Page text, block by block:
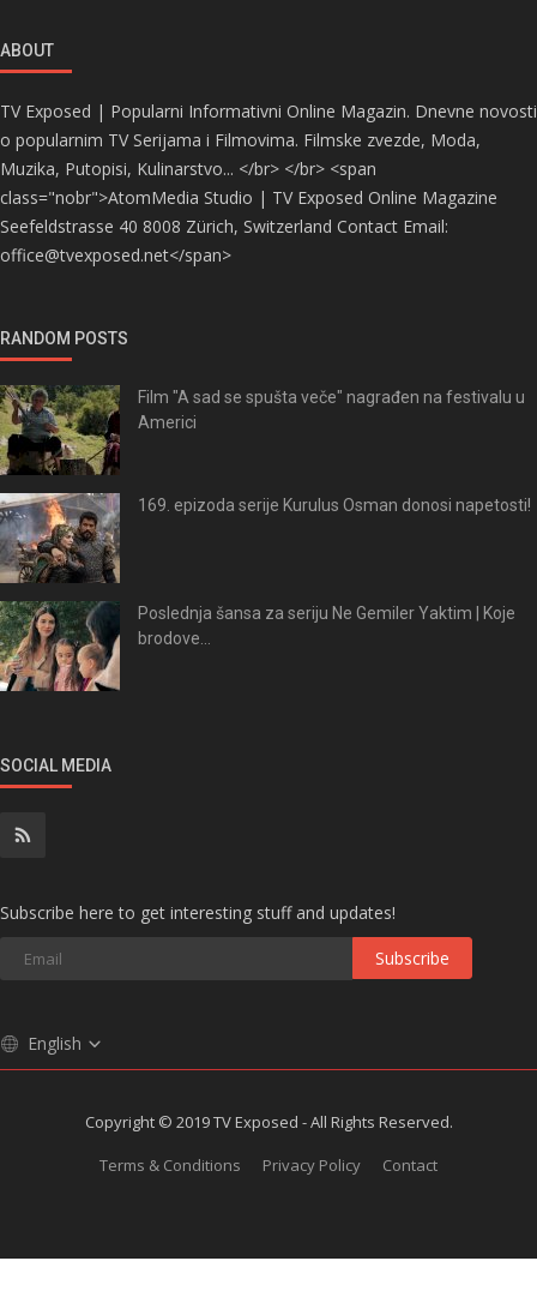
ABOUT
TV Exposed | Popularni Informativni Online Magazin. Dnevne novosti
o popularnim TV Serijama i Filmovima. Filmske zvezde, Moda,
Muzika, Putopisi, Kulinarstvo... </br> </br> <span
class="nobr">AtomMedia Studio | TV Exposed Online Magazine
Seefeldstrasse 40 8008 Zürich, Switzerland Contact Email:
office@tvexposed.net</span>
RANDOM POSTS
Film "A sad se spušta veče" nagrađen na festivalu u
Americi
169. epizoda serije Kurulus Osman donosi napetosti!
Poslednja šansa za seriju Ne Gemiler Yaktim | Koje
brodove...
SOCIAL MEDIA
Subscribe here to get interesting stuff and updates!
Subscribe
English
Copyright © 2019 TV Exposed - All Rights Reserved.
Terms & Conditions
Privacy Policy Contact